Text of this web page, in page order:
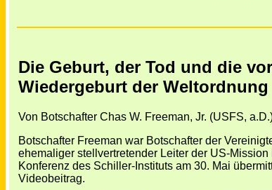
Die Geburt, der Tod und die
Wiedergeburt der Weltordnung
Von Botschafter Chas W. Freeman, Jr. (USFS,
Botschafter Freeman war Botschafter der
ehemaliger stellvertretender Leiter der US-
Konferenz des Schiller-Instituts am 30. Mai
Videobeitrag.